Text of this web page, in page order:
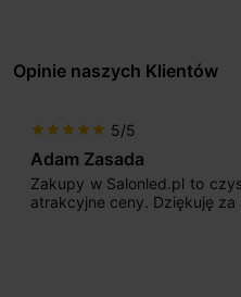
Opinie naszych Klientów
star star star star star 5/5
Adam Zasada
Zakupy w Salonled.pl to
atrakcyjne ceny. Dziękuję